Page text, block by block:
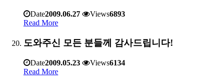
Date2009.06.27 Views6893
Read More
도와주신 모든 분들께 감사드립니다!
Date2009.05.23 Views6134
Read More